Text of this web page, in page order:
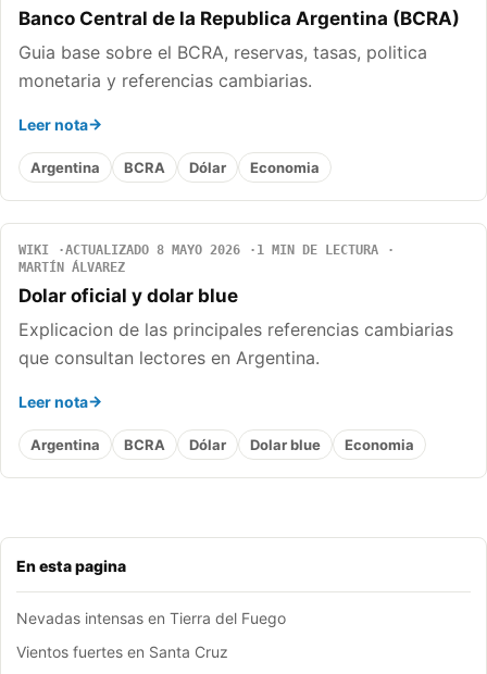
En esta pagina
Nevadas intensas en Tierra del Fuego
Vientos fuertes en Santa Cruz
Banco Central de la Republica Argentina (BCRA)
Guia base sobre el BCRA, reservas, tasas, politica
monetaria y referencias cambiarias.
Leer nota
Argentina BCRA Dólar Economia
WIKI ACTUALIZADO 8 MAYO 2026
1 MIN DE LECTURA
MARTÍN ÁLVAREZ
Dolar oficial y dolar blue
Explicacion de las principales referencias cambiarias
que consultan lectores en Argentina.
Leer nota
Argentina BCRA Dólar Dolar blue Economia